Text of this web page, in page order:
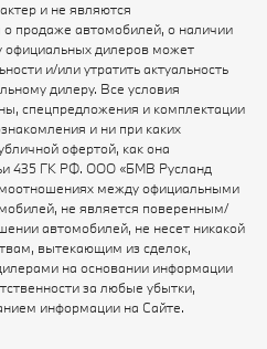
и не являются
продаже автомобилей, о наличии
официальных дилеров может
и/или утратить актуальность
дилеру. Все условия
спецпредложения и комплектации
и ни при каких
офертой, как она
435 ГК РФ. ООО «БМВ Русланд
между официальными
не является поверенным/
автомобилей, не несет никакой
вытекающим из сделок,
на основании информации
за любые убытки,
информации на Сайте.